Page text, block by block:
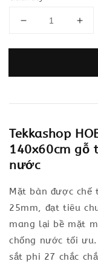
Tekkashop
140x60cm gỗ
nước
Mặt bàn được
25mm, đạt tiêu
mang lại bề mặt
chống nước tối
sắt phi 27 chắc